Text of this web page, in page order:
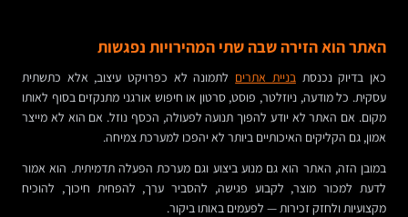
האתר הוא הזירה שבה שתי המהירויות נפגשות
כאן בדיוק נכנסתבניית אתרים לתמונה לא כפרויקט עיצוב, אלא כתשתית
עסקית. כל מודעה, ניוזלטר, פוסט, סרטון או חיפוש אורגני מתנקזים בסוף לאותו
מקום. אם האתר לא יודע להפוך תנועה לפעולה, הכסף נוזל. אם הוא לא מייצר
אמון, גם הקליקים האיכותיים ביותר לא יהפכו למערכת צמיחה.
במובן הזה, האתר הוא גם מנוע ביצוע וגם מערכת הפעלה תדמיתית. הוא אמור
לדעת למכור מוצר, לקבוע פגישה, להסביר ערך, להפחית חיכוך, להוכיח
מקצועיות ולחזק זכירות — לפעמים באותו ביקור.